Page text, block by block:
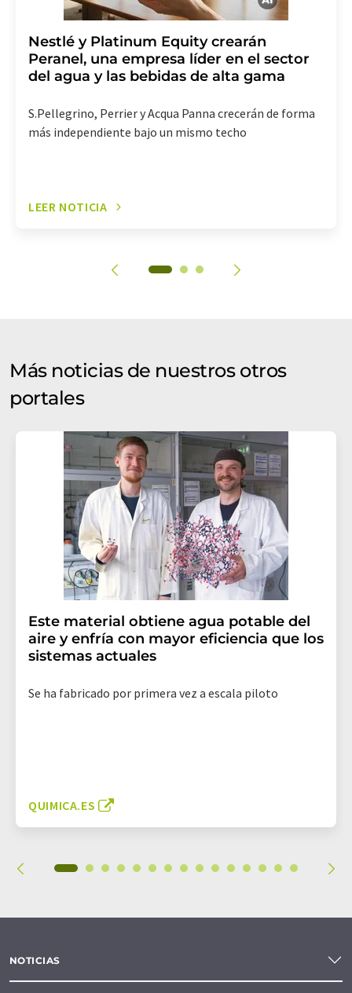
Nestlé y Platinum Equity crearán
Peranel, una empresa líder en el sector
del agua y las bebidas de alta gama
S.Pellegrino, Perrier y Acqua Panna crecerán de forma
más independiente bajo un mismo techo
LEER NOTICIA
Más noticias de nuestros otros
portales
Este material obtiene agua potable del
aire y enfría con mayor eficiencia que los
sistemas actuales
Se ha fabricado por primera vez a escala piloto
QUIMICA.ES
NOTICIAS